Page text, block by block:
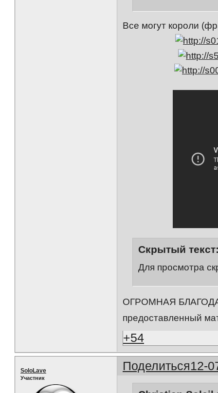
Все могут короли
Скрытый
Для просмотра
ОГРОМНАЯ
предоставленный
+54
Поделиться12-
SoloLave
Участник